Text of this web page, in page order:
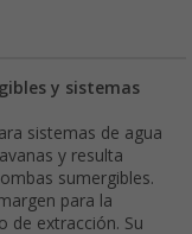
y sistemas
sistemas de agua
y resulta
sumergibles.
para la
de extracción. Su